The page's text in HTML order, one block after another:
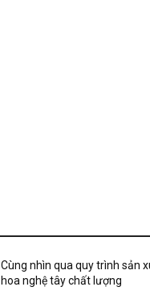
Cùng nhìn qua quy trình sản
hoa nghệ tây chất lượng